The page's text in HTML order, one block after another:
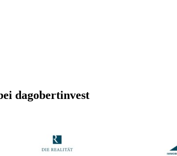
dagobertinvest